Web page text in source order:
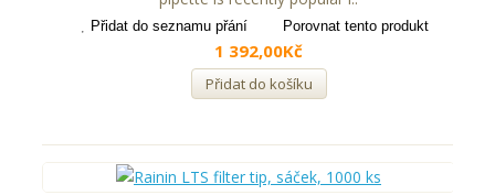
Přidat do seznamu přání Porovnat tento produkt
1 392,00Kč
Přidat do košíku